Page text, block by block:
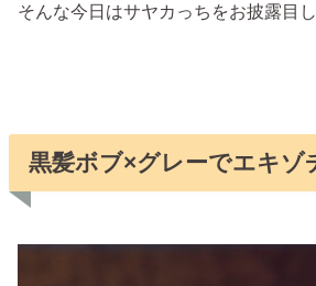
そんな今日はサヤカっちをお披露目
黒髪ボブ×グレーでエキゾ